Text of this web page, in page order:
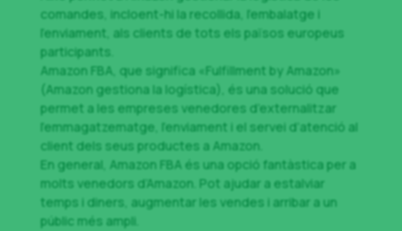
comandes, incloent-hi la recollida, l’embalatge i
l’enviament, als clients de tots els països europeus
participants.
Amazon FBA, que significa «Fulfillment by Amazon»
(Amazon gestiona la logística), és una solució que
permet a les empreses venedores d’externalitzar
l’emmagatzematge, l’enviament i el servei d’atenció al
client dels seus productes a Amazon.
En general, Amazon FBA és una opció fantàstica per a
molts venedors d’Amazon. Pot ajudar a estalviar
temps i diners, augmentar les vendes i arribar a un
públic més ampli.